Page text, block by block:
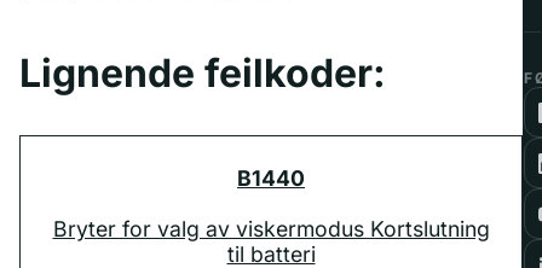
Lignende feilkoder:
B1440
Bryter for valg av viskermodus Kortslutning
til batteri